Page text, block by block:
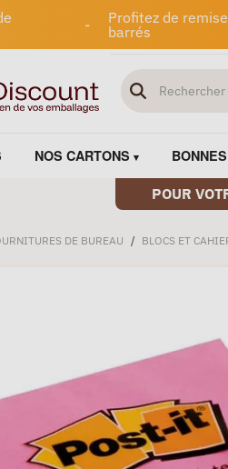
-
Profitez de
barrés
NOS CARTONS
POUR
DE BUREAU / BLOCS ET